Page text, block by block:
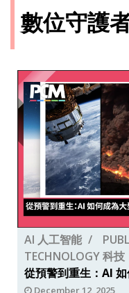
數位守護
AI 人工智能
TECHNOLOGY 科技
從預警到重生：AI
December 12, 2025